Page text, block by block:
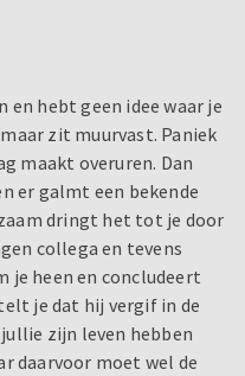
en hebt geen idee waar je
zit muurvast. Paniek
maakt overuren. Dan
er galmt een bekende
dringt het tot je door
collega en tevens
je heen en concludeert
je dat hij vergif in de
zijn leven hebben
daarvoor moet wel de